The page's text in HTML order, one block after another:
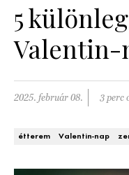
SZÉPSÉG
PSZICHÉ
ÉLETMÓD
5
Valentin-
2025. február 08. 3 perc
étterem Valentin-nap